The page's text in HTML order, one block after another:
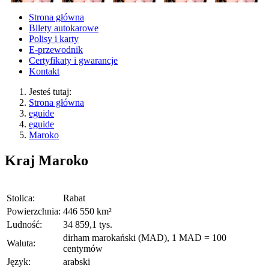
Strona główna
Bilety autokarowe
Polisy i karty
E-przewodnik
Certyfikaty i gwarancje
Kontakt
Jesteś tutaj:
Strona główna
eguide
eguide
Maroko
Kraj Maroko
Stolica:
Rabat
Powierzchnia: 446 550 km²
Ludność:
34 859,1 tys.
Waluta:
dirham marokański (MAD), 1 MAD = 100
centymów
Język:
arabski